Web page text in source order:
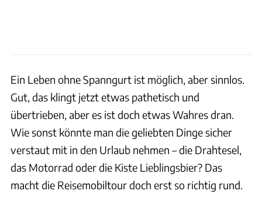
Ein Leben ohne Spanngurt ist möglich, aber sinnlos.
Gut, das klingt jetzt etwas pathetisch und
übertrieben, aber es ist doch etwas Wahres dran.
Wie sonst könnte man die geliebten Dinge sicher
verstaut mit in den Urlaub nehmen – die Drahtesel,
das Motorrad oder die Kiste Lieblingsbier? Das
macht die Reisemobiltour doch erst so richtig rund.